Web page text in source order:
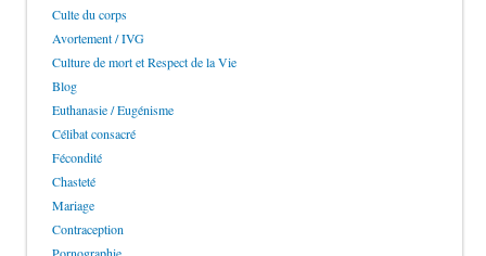
Culte du corps
Avortement / IVG
Culture de mort et Respect de la Vie
Blog
Euthanasie / Eugénisme
Célibat consacré
Fécondité
Chasteté
Mariage
Contraception
Pornographie